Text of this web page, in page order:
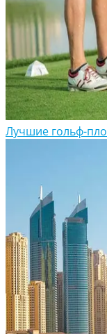
Лучшие гольф-